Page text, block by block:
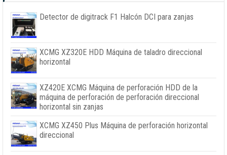
Detector de digitrack F1 Halcón DCI para zanjas
XCMG XZ320E HDD Máquina de taladro direccional
horizontal
XZ420E XCMG Máquina de perforación HDD de la
máquina de perforación de perforación direccional
horizontal sin zanjas
XCMG XZ450 Plus Máquina de perforación horizontal
direccional